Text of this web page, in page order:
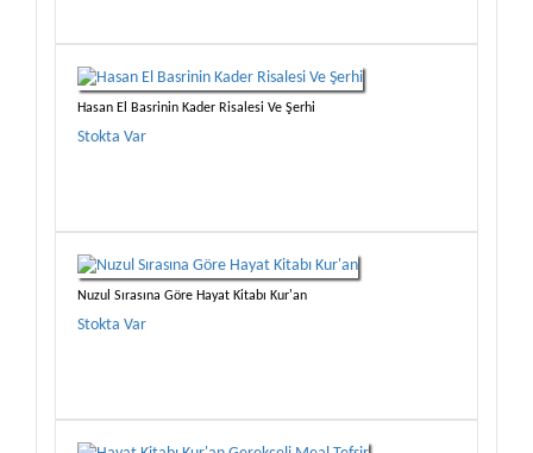
Hasan El Basrinin Kader Risalesi Ve Şerhi
Stokta Var
Nuzul Sırasına Göre Hayat Kitabı Kur'an
Stokta Var